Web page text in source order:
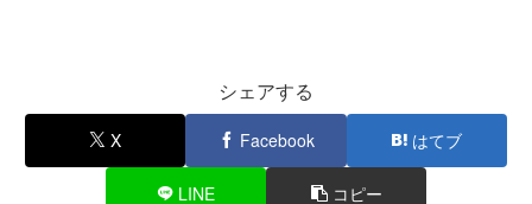
シェアする
X Facebook はてブ
LINE コピー